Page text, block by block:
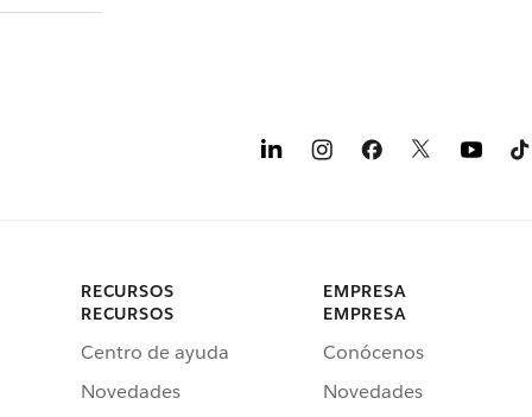
RECURSOS
RECURSOS
Centro de ayuda
Novedades
EMPRESA
EMPRESA
Conócenos
Novedades